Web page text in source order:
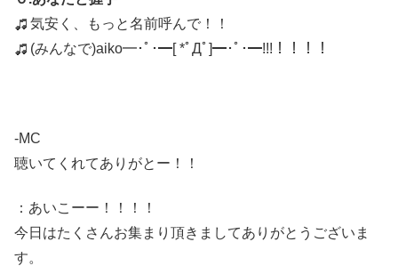
気安く、もっと名前呼んで！！
(みんなで)aiko━･ﾟ･━[ *ﾟДﾟ]━･ﾟ･━!!!！！！！
-MC
聴いてくれてありがとー！！
：あいこーー！！！！
今日はたくさんお集まり頂きましてありがとうございま
す。